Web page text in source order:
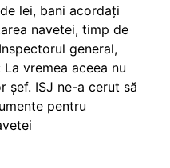
lei, bani acordați
navetei, timp de
general,
vremea aceea nu
șef. ISJ ne-a cerut să
pentru